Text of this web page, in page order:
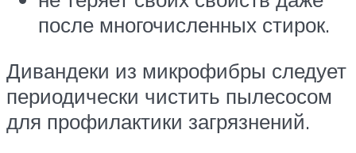
после многочисленных стирок.
Дивандеки из микрофибры следует
периодически чистить пылесосом
для профилактики загрязнений.